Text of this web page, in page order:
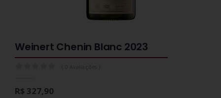
Weinert Chenin Blanc 2023
R$ 327,90